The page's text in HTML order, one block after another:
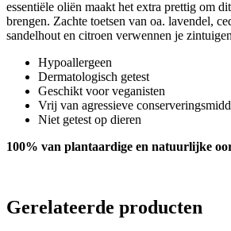
essentiële oliën maakt het extra prettig om
brengen. Zachte toetsen van oa. lavendel,
sandelhout en citroen verwennen je
Hypoallergeen
Dermatologisch getest
Geschikt voor veganisten
Vrij van agressieve
Niet getest op dieren
100% van plantaardige en natuurlijke
Gerelateerde producten